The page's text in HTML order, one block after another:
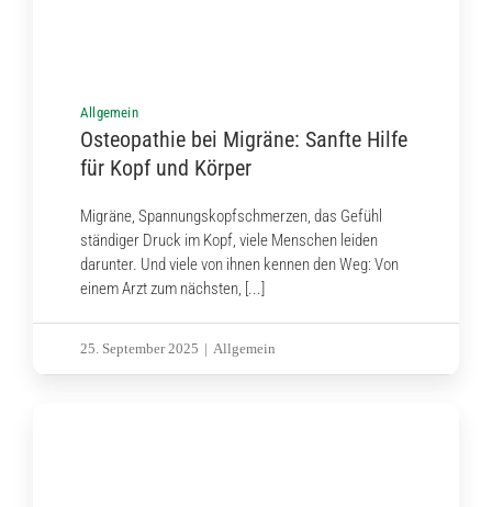
Allgemein
Osteopathie bei Migräne: Sanfte Hilfe
für Kopf und Körper
Migräne, Spannungskopfschmerzen, das Gefühl
ständiger Druck im Kopf, viele Menschen leiden
darunter. Und viele von ihnen kennen den Weg: Von
einem Arzt zum nächsten, [...]
25. September 2025 | Allgemein